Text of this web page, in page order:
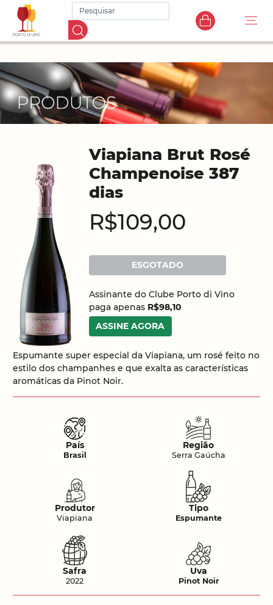
Viapiana Brut Rosé
Champenoise 387
dias
R$109,00
ESGOTADO
Assinante do Clube Porto di Vino
paga apenas R$98,10
ASSINE AGORA
Espumante super especial da Viapiana, um rosé feito no
estilo dos champanhes e que exalta as características
aromáticas da Pinot Noir.
País
Brasil
Região
Serra Gaúcha
Produtor
Viapiana
Tipo
Espumante
Safra
2022
Uva
Pinot Noir